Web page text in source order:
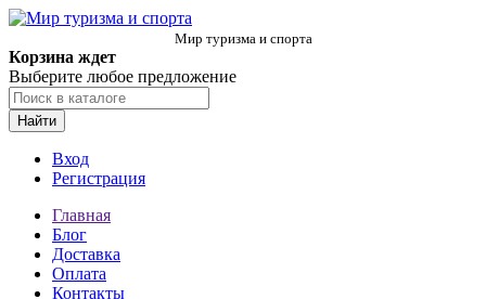
Мир туризма и спорта
Корзина ждет
Выберите любое предложение
Найти
Вход
Регистрация
Главная
Блог
Доставка
Оплата
Контакты